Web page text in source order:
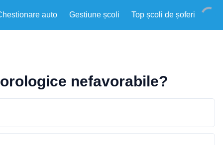
auto Gestiune școli Top școli de șoferi
nefavorabile?